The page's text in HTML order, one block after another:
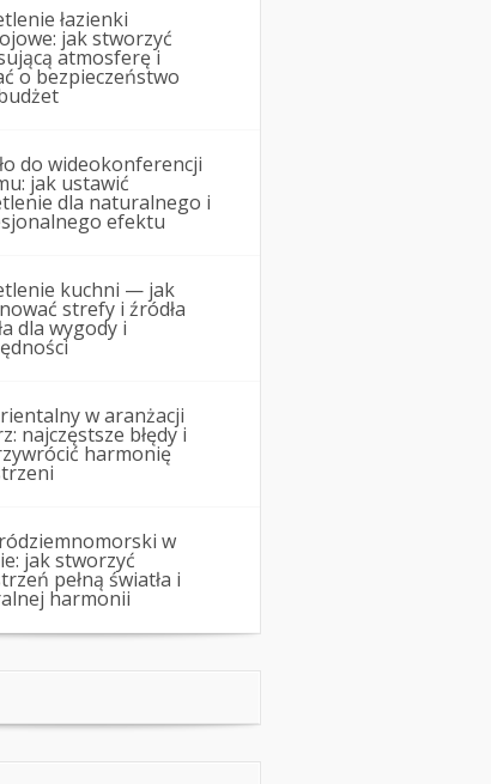
łazienki
jak stworzyć
atmosferę i
o bezpieczeństwo
do wideokonferencji
jak ustawić
dla naturalnego i
efektu
kuchni — jak
strefy i źródła
dla wygody i
w aranżacji
najczęstsze błędy i
harmonię
w
jak stworzyć
pełną światła i
harmonii